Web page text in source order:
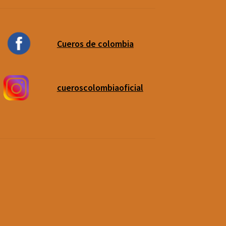
Cueros de colombia
cueroscolombiaoficial